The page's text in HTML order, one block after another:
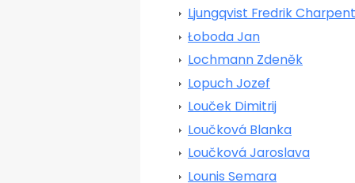
Ljungqvist Fredrik
Łoboda Jan
Lochmann Zdeněk
Lopuch Jozef
Louček Dimitrij
Loučková Blanka
Loučková Jaroslava
Lounis Semara